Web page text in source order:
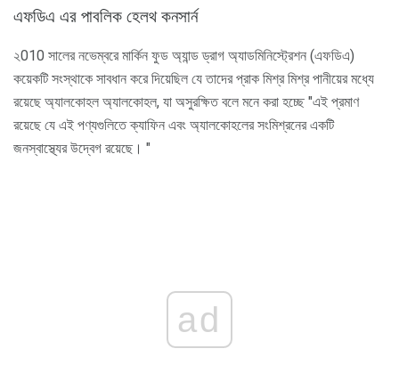
এফডিএ এর পাবলিক হেলথ কনসার্ন
২010 সালের নভেম্বরে মার্কিন ফুড অ্যান্ড ড্রাগ অ্যাডমিনিস্ট্রেশন (এফডিএ)
কয়েকটি সংস্থাকে সাবধান করে দিয়েছিল যে তাদের প্রাক মিশ্র মিশ্র পানীয়ের মধ্যে
রয়েছে অ্যালকোহল অ্যালকোহল, যা অসুরক্ষিত বলে মনে করা হচ্ছে "এই প্রমাণ
রয়েছে যে এই পণ্যগুলিতে ক্যাফিন এবং অ্যালকোহলের সংমিশ্রনের একটি
জনস্বাস্থ্যের উদ্বেগ রয়েছে। "
ad